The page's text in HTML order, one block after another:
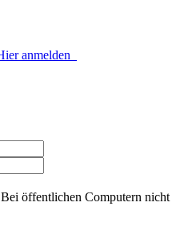
anmelden
Bei öffentlichen Computern nicht